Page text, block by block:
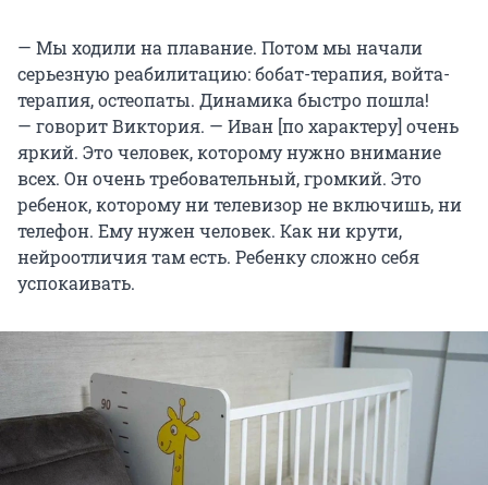
— Мы ходили на плавание. Потом мы начали
серьезную реабилитацию: бобат-терапия, войта-
терапия, остеопаты. Динамика быстро пошла!
— говорит Виктория. — Иван [по характеру] очень
яркий. Это человек, которому нужно внимание
всех. Он очень требовательный, громкий. Это
ребенок, которому ни телевизор не включишь, ни
телефон. Ему нужен человек. Как ни крути,
нейроотличия там есть. Ребенку сложно себя
успокаивать.